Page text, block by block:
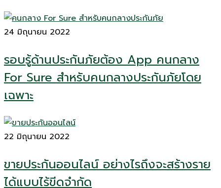
24 มิถุนายน 2022
รอบรู้ด้านประกันภัยต้อง App คนกลาง
For Sure สำหรับคนกลางประกันภัยโดย
เฉพาะ
22 มิถุนายน 2022
ขายประกันออนไลน์ อย่างไรถึงจะสร้างราย
ได้แบบไร้ขีดจำกัด